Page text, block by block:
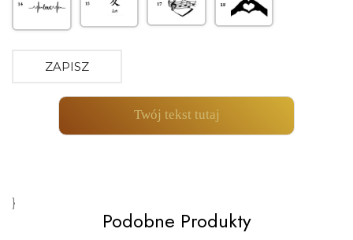
ZAPISZ
Twój tekst tutaj
}
Podobne Produkty